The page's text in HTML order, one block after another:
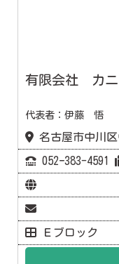
有限会社 カニ
代表者：伊藤 悟
名古屋市中川区
052ｰ383-4591
Ｅブロック